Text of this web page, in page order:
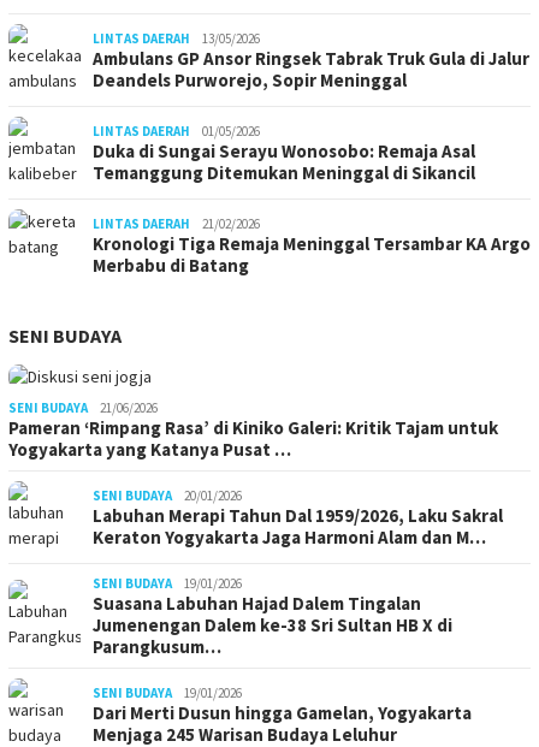
LINTAS DAERAH 13/05/2026
Ambulans GP Ansor Ringsek Tabrak Truk Gula di Jalur
Deandels Purworejo, Sopir Meninggal
LINTAS DAERAH 01/05/2026
Duka di Sungai Serayu Wonosobo: Remaja Asal
Temanggung Ditemukan Meninggal di Sikancil
LINTAS DAERAH 21/02/2026
Kronologi Tiga Remaja Meninggal Tersambar KA Argo
Merbabu di Batang
SENI BUDAYA
SENI BUDAYA 21/06/2026
Pameran ‘Rimpang Rasa’ di Kiniko Galeri: Kritik Tajam untuk
Yogyakarta yang Katanya Pusat …
SENI BUDAYA 20/01/2026
Labuhan Merapi Tahun Dal 1959/2026, Laku Sakral
Keraton Yogyakarta Jaga Harmoni Alam dan M…
SENI BUDAYA 19/01/2026
Suasana Labuhan Hajad Dalem Tingalan
Jumenengan Dalem ke-38 Sri Sultan HB X di
Parangkusum…
SENI BUDAYA 19/01/2026
Dari Merti Dusun hingga Gamelan, Yogyakarta
Menjaga 245 Warisan Budaya Leluhur